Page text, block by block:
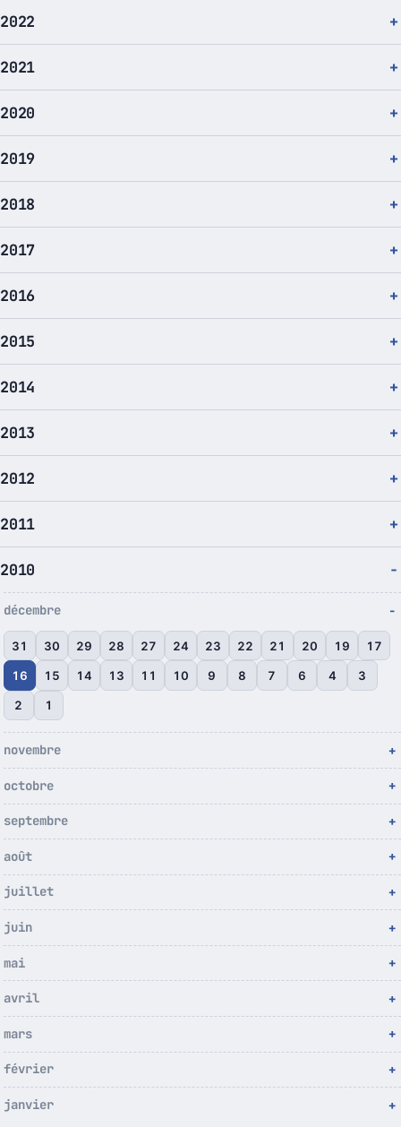
2022
2021
2020
2019
2018
2017
2016
2015
2014
2013
2012
2011
2010
décembre
31 30 29 28 27 24 23 22 21 20 19 17
16 15 14 13 11 10 9 8 7 6 4 3
2 1
novembre
octobre
septembre
août
juillet
juin
mai
avril
mars
février
janvier